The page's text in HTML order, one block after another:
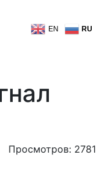
EN RU
Просмотров: 2781